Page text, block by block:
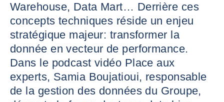
Warehouse, Data Mart… Derrière ces
concepts techniques réside un enjeu
stratégique majeur: transformer la
donnée en vecteur de performance.
Dans le podcast vidéo Place aux
experts, Samia Boujatioui, responsable
de la gestion des données du Groupe,